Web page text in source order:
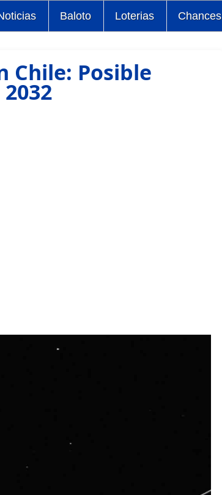
Baloto Loterias Chances
Chile: Posible